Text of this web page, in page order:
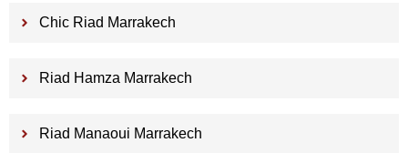
Chic Riad Marrakech
Riad Hamza Marrakech
Riad Manaoui Marrakech